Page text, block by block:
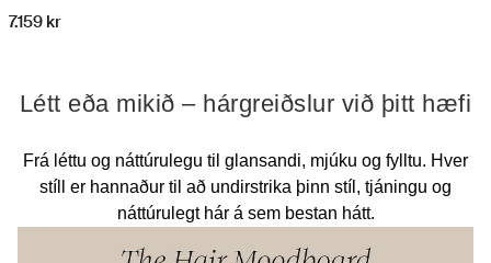
7.159 kr
Létt eða mikið – hárgreiðslur við þitt hæfi
Frá léttu og náttúrulegu til glansandi, mjúku og fylltu. Hver
stíll er hannaður til að undirstrika þinn stíl, tjáningu og
náttúrulegt hár á sem bestan hátt.